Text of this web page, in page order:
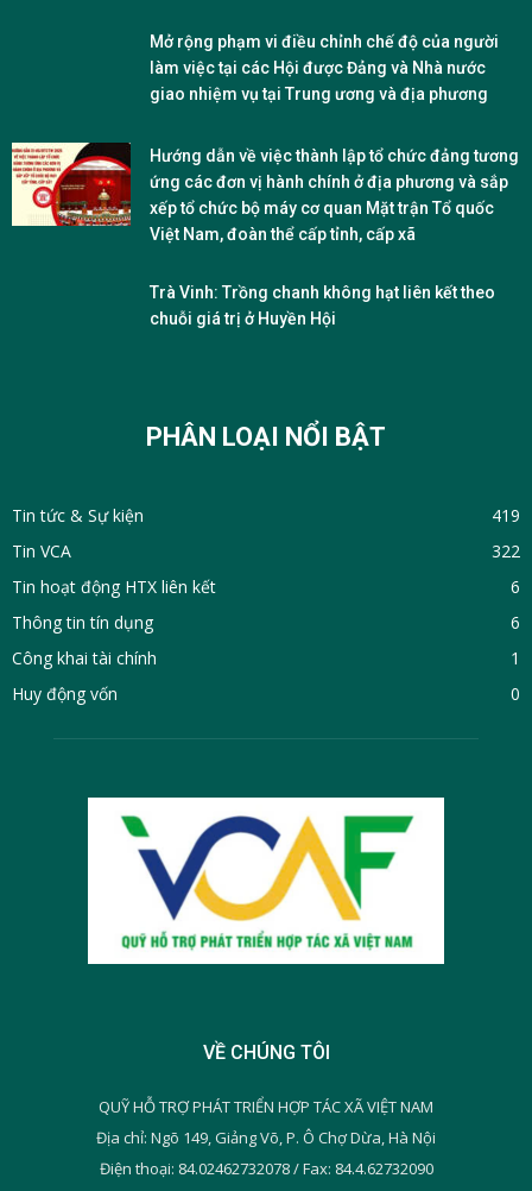
Mở rộng phạm vi điều chỉnh chế độ của người
làm việc tại các Hội được Đảng và Nhà nước
giao nhiệm vụ tại Trung ương và địa phương
Hướng dẫn về việc thành lập tổ chức đảng tương
ứng các đơn vị hành chính ở địa phương và sắp
xếp tổ chức bộ máy cơ quan Mặt trận Tổ quốc
Việt Nam, đoàn thể cấp tỉnh, cấp xã
Trà Vinh: Trồng chanh không hạt liên kết theo
chuỗi giá trị ở Huyền Hội
PHÂN LOẠI NỔI BẬT
Tin tức & Sự kiện
419
Tin VCA
322
Tin hoạt động HTX liên kết
6
Thông tin tín dụng
6
Công khai tài chính
1
Huy động vốn
0
VỀ CHÚNG TÔI
QUỸ HỖ TRỢ PHÁT TRIỂN HỢP TÁC XÃ VIỆT NAM
Địa chỉ: Ngõ 149, Giảng Võ, P. Ô Chợ Dừa, Hà Nội
Điện thoại: 84.02462732078 / Fax: 84.4.62732090